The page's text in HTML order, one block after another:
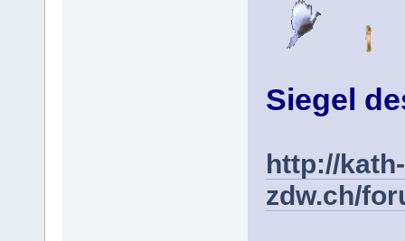
Siegel
http://kath-
zdw.ch/